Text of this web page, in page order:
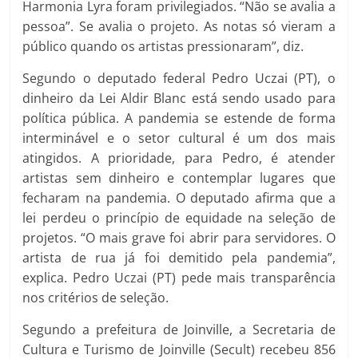
Harmonia Lyra foram privilegiados. “Não se avalia a
pessoa”. Se avalia o projeto. As notas só vieram a
público quando os artistas pressionaram”, diz.
Segundo o deputado federal Pedro Uczai (PT), o
dinheiro da Lei Aldir Blanc está sendo usado para
política pública. A pandemia se estende de forma
interminável e o setor cultural é um dos mais
atingidos. A prioridade, para Pedro, é atender
artistas sem dinheiro e contemplar lugares que
fecharam na pandemia. O deputado afirma que a
lei perdeu o princípio de equidade na seleção de
projetos. “O mais grave foi abrir para servidores. O
artista de rua já foi demitido pela pandemia”,
explica. Pedro Uczai (PT) pede mais transparência
nos critérios de seleção.
Segundo a prefeitura de Joinville, a Secretaria de
Cultura e Turismo de Joinville (Secult) recebeu 856